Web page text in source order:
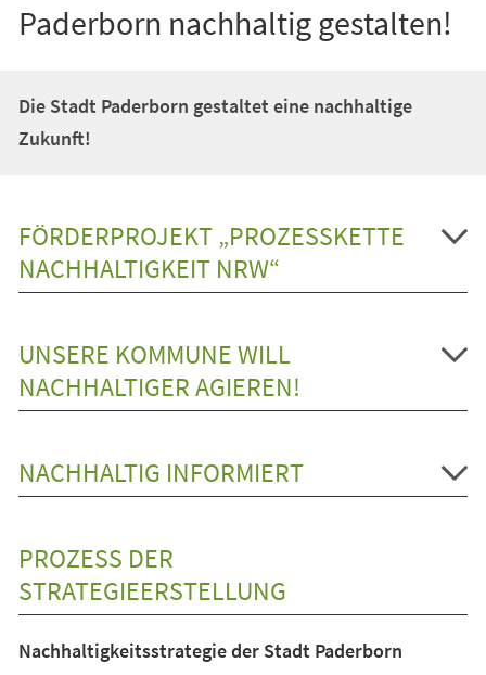
Paderborn nachhaltig gestalten!
Die Stadt Paderborn gestaltet eine nachhaltige
Zukunft!
FÖRDERPROJEKT „PROZESSKETTE
NACHHALTIGKEIT NRW“
UNSERE KOMMUNE WILL
NACHHALTIGER AGIEREN!
NACHHALTIG INFORMIERT
PROZESS DER
STRATEGIEERSTELLUNG
Nachhaltigkeitsstrategie der Stadt Paderborn